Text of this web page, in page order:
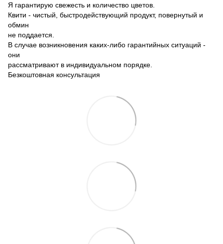
Я гарантирую свежесть и количество цветов.
Квити - чистый, быстродействующий продукт, повернутый и
обмин
не поддается.
В случае возникновения каких-либо гарантийных ситуаций -
они
рассматривают в индивидуальном порядке.
Безкоштовная консультация